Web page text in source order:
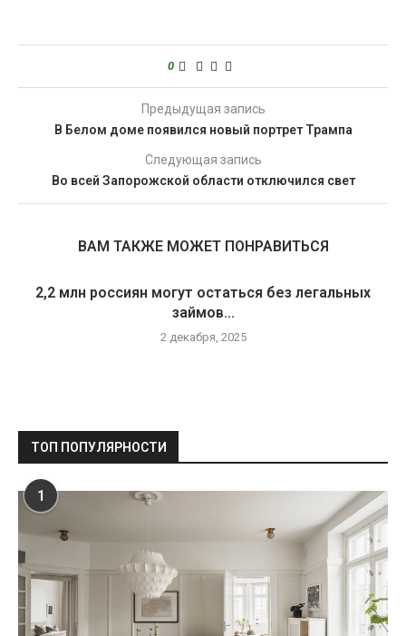
0
Предыдущая запись
В Белом доме появился новый портрет Трампа
Следующая запись
Во всей Запорожской области отключился свет
ВАМ ТАКЖЕ МОЖЕТ ПОНРАВИТЬСЯ
2,2 млн россиян могут остаться без легальных
займов...
2 декабря, 2025
ТОП ПОПУЛЯРНОСТИ
1